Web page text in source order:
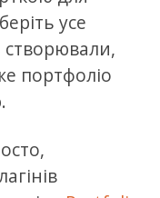
усе
портфоліо